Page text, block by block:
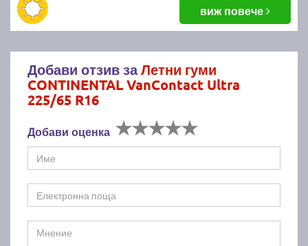
виж повече
Добави отзив заЛетни гуми
CONTINENTAL VanContact Ultra
225/65 R16
Добави оценка